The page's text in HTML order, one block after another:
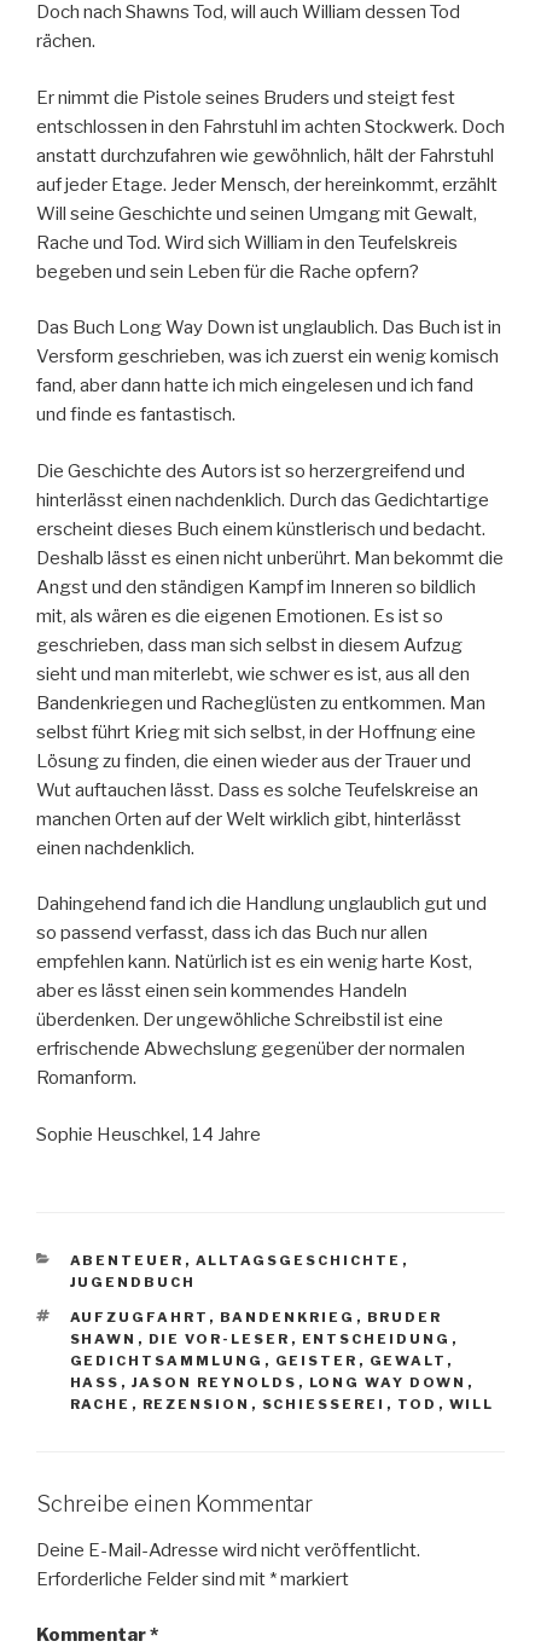
Doch nach Shawns Tod, will auch William dessen Tod
rächen.
Er nimmt die Pistole seines Bruders und steigt fest
entschlossen in den Fahrstuhl im achten Stockwerk. Doch
anstatt durchzufahren wie gewöhnlich, hält der Fahrstuhl
auf jeder Etage. Jeder Mensch, der hereinkommt, erzählt
Will seine Geschichte und seinen Umgang mit Gewalt,
Rache und Tod. Wird sich William in den Teufelskreis
begeben und sein Leben für die Rache opfern?
Das Buch Long Way Down ist unglaublich. Das Buch ist in
Versform geschrieben, was ich zuerst ein wenig komisch
fand, aber dann hatte ich mich eingelesen und ich fand
und finde es fantastisch.
Die Geschichte des Autors ist so herzergreifend und
hinterlässt einen nachdenklich. Durch das Gedichtartige
erscheint dieses Buch einem künstlerisch und bedacht.
Deshalb lässt es einen nicht unberührt. Man bekommt die
Angst und den ständigen Kampf im Inneren so bildlich
mit, als wären es die eigenen Emotionen. Es ist so
geschrieben, dass man sich selbst in diesem Aufzug
sieht und man miterlebt, wie schwer es ist, aus all den
Bandenkriegen und Racheglüsten zu entkommen. Man
selbst führt Krieg mit sich selbst, in der Hoffnung eine
Lösung zu finden, die einen wieder aus der Trauer und
Wut auftauchen lässt. Dass es solche Teufelskreise an
manchen Orten auf der Welt wirklich gibt, hinterlässt
einen nachdenklich.
Dahingehend fand ich die Handlung unglaublich gut und
so passend verfasst, dass ich das Buch nur allen
empfehlen kann. Natürlich ist es ein wenig harte Kost,
aber es lässt einen sein kommendes Handeln
überdenken. Der ungewöhliche Schreibstil ist eine
erfrischende Abwechslung gegenüber der normalen
Romanform.
Sophie Heuschkel, 14 Jahre
KATEGORIEN
ABENTEUER , ALLTAGSGESCHICHTE ,
JUGENDBUCH
SCHLAGWÖRTER
AUFZUGFAHRT , BANDENKRIEG , BRUDER
SHAWN , DIE VOR-LESER , ENTSCHEIDUNG ,
GEDICHTSAMMLUNG , GEISTER , GEWALT ,
HASS , JASON REYNOLDS , LONG WAY DOWN ,
RACHE , REZENSION , SCHIESSEREI , TOD , WILL
Schreibe einen Kommentar
Deine E-Mail-Adresse wird nicht veröffentlicht.
Erforderliche Felder sind mit *markiert
Kommentar*